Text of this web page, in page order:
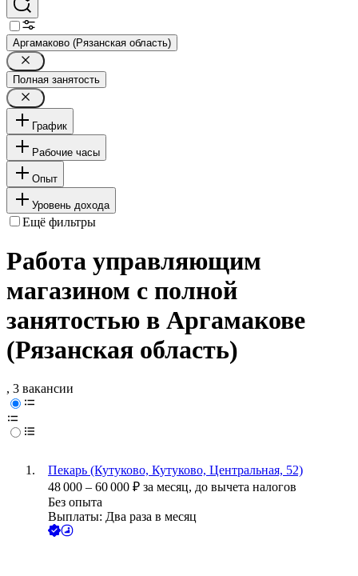
Аргамаково (Рязанская область)
Полная занятость
График
Рабочие часы
Опыт
Уровень дохода
Ещё фильтры
Работа управляющим
магазином с полной
занятостью в Аргамакове
(Рязанская область)
, 3 вакансии
Пекарь (Кутуково, Кутуково, Центральная, 52)
48 000 – 60 000 ₽ за месяц, до вычета налогов
Без опыта
Выплаты: Два раза в месяц